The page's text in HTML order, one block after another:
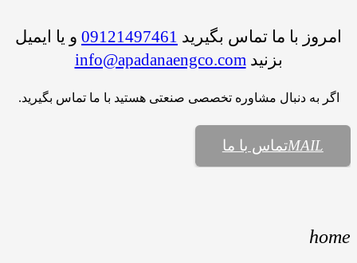
امروز با ما تماس بگیرید 09121497461 و یا ایمیل
بزنید info@apadanaengco.com
اگر به دنبال مشاوره تخصصی صنعتی هستید با ما تماس بگیرید.
MAILتماس با ما
home